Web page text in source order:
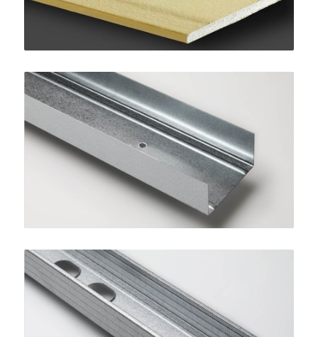
Guida STANDARD 75
SINIAT
Montante STANDARD 75
SINIAT